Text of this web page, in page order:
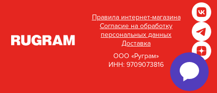
Правила интернет-магазина
Согласие на обработку
персональных данных
Доставка
ООО «Руграм»
ИНН: 9709073816